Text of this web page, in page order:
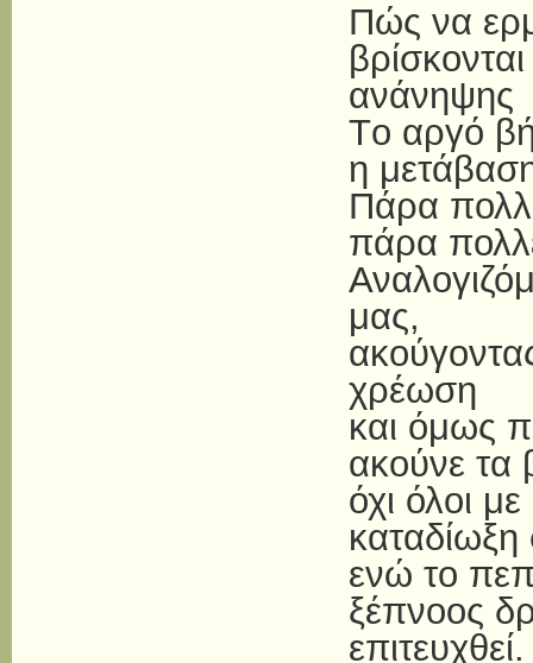
Πώς να
ανάνηψης
Tο αργό
η
Πάρα
πάρα
μας,
χρέωση
και όμως
ακούνε τα
όχι όλοι
ενώ το
ξέπνοος